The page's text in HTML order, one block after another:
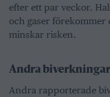
efter ett par veckor.
och gaser
minskar risken.
Andra biverkningar
Andra rapporterade